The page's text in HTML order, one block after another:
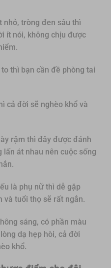
tròng đen sâu thì
ít nói, không chịu được
thì bạn cần đề phòng tai
cả đời sẽ nghèo khổ và
rậm thì đây được đánh
át nhau nên cuộc sống
là phụ nữ thì dễ gặp
và tuổi thọ sẽ rất ngắn.
sáng, có phần màu
dạ hẹp hòi, cả đời
khổ.